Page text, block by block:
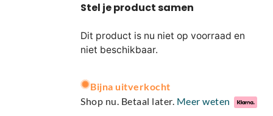
Dit product is nu niet op voorraad en
niet beschikbaar.
A
t
Bijna uitverkocht
Shop nu. Betaal later. Meer weten